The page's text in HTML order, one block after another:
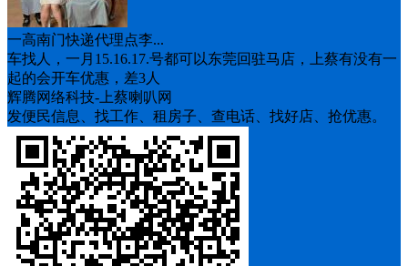
一高南门快递代理点李...
车找人，一月15.16.17.号都可以东莞回驻马店，上蔡有没有一
起的会开车优惠，差3人
辉腾网络科技-上蔡喇叭网
发便民信息、找工作、租房子、查电话、找好店、抢优惠。